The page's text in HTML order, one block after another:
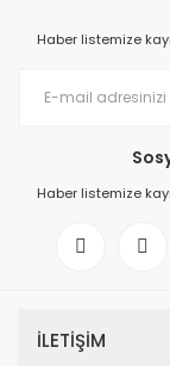
Haber listemize
Haber listemize
İLETİŞİM